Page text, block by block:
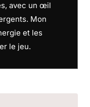
avec un œil
Mon
et les
le jeu.